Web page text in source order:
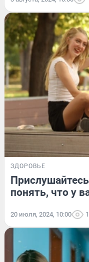
ЗДОРОВЬЕ
понять, что у
20 июля, 2024, 10:00